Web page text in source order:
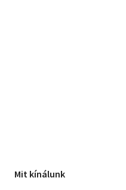
Mit kínálunk